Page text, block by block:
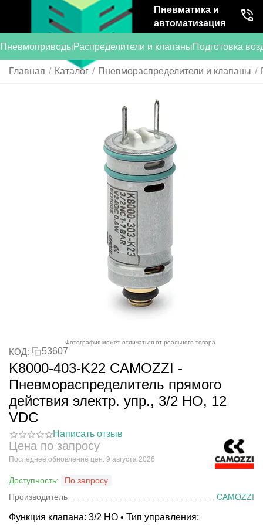
Пневматика и
автоматизация
ПневмоприводыРаспределители и клапаныПодготовка
Главная / Каталог / Пневмораспределители и клапаны /
Фотография может отличаться от реального товара
КОД: 53607
K8000-403-K22 CAMOZZI -
Пневмораспределитель прямого
действия электр. упр., 3/2 НО, 12
VDC
Написать отзыв
Цена по запросу
Последнее обновление цен: 9 августа 2026
Доступность:
По запросу
Производитель
CAMOZZI
Функция клапана: 3/2 НО • Тип управления: